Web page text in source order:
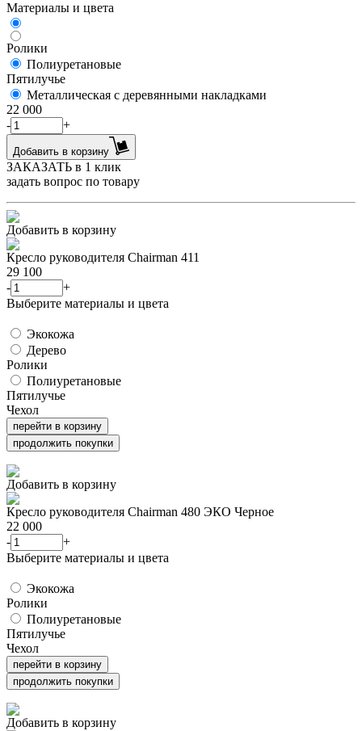
Материалы и цвета
Ролики
Полиуретановые
Пятилучье
Металлическая с деревянными накладками
22 000
-
+
Добавить в корзину
ЗАКАЗАТЬ в 1 клик
задать вопрос по товару
Добавить в корзину
Кресло руководителя Chairman 411
29 100
-
+
Выберите материалы и цвета
Экокожа
Дерево
Ролики
Полиуретановые
Пятилучье
Чехол
перейти в корзину
продолжить покупки
Добавить в корзину
Кресло руководителя Chairman 480 ЭКО Черное
22 000
-
+
Выберите материалы и цвета
Экокожа
Ролики
Полиуретановые
Пятилучье
Чехол
перейти в корзину
продолжить покупки
Добавить в корзину